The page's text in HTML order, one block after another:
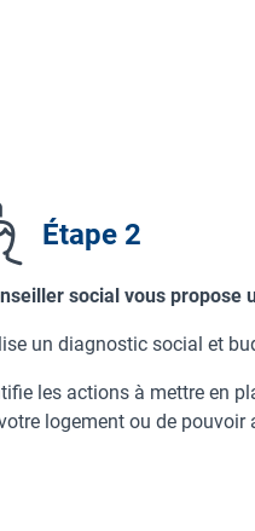
Étape 2
social vous propose
un diagnostic social et
les actions à mettre en
logement ou de pouvoir